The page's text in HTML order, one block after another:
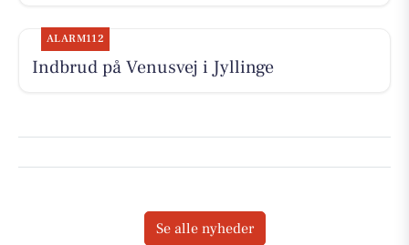
ALARM112
Indbrud på Venusvej i Jyllinge
Se alle nyheder